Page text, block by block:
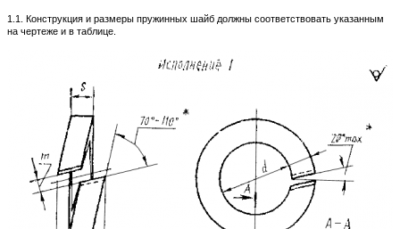
1.1. Конструкция и размеры пружинных шайб должны соответствовать указанным
на чертеже и в таблице.